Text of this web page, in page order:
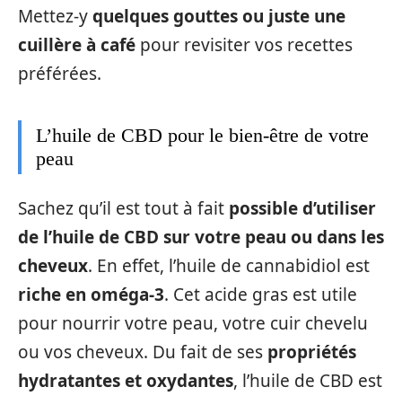
Mettez-yquelques gouttes ou juste une
cuillère à café pour revisiter vos recettes
préférées.
L’huile de CBD pour le bien-être de votre
peau
Sachez qu’il est tout à fait possible d’utiliser
de l’huile de CBD sur votre peau ou dans les
cheveux. En effet, l’huile de cannabidiol est
riche en oméga-3. Cet acide gras est utile
pour nourrir votre peau, votre cuir chevelu
ou vos cheveux. Du fait de ses propriétés
hydratantes et oxydantes, l’huile de CBD est